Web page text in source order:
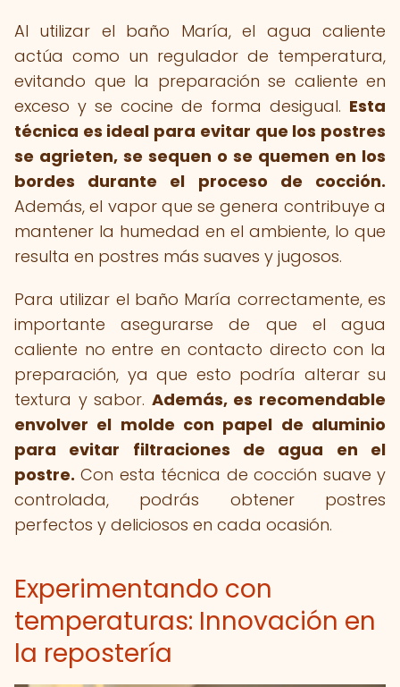
Al utilizar el baño María, el agua caliente
actúa como un regulador de temperatura,
evitando que la preparación se caliente en
exceso y se cocine de forma desigual. Esta
técnica es ideal para evitar que los postres
se agrieten, se sequen o se quemen en los
bordes durante el proceso de cocción.
Además, el vapor que se genera contribuye a
mantener la humedad en el ambiente, lo que
resulta en postres más suaves y jugosos.
Para utilizar el baño María correctamente, es
importante asegurarse de que el agua
caliente no entre en contacto directo con la
preparación, ya que esto podría alterar su
textura y sabor. Además, es recomendable
envolver el molde con papel de aluminio
para evitar filtraciones de agua en el
postre. Con esta técnica de cocción suave y
controlada, podrás obtener postres
perfectos y deliciosos en cada ocasión.
Experimentando con
temperaturas: Innovación en
la repostería